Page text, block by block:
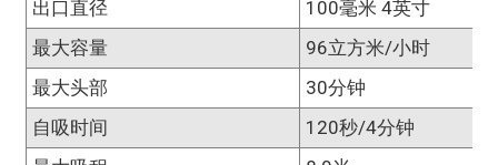
出口直径
100毫米 4英寸
最大容量
96立方米/小时
最大头部
30分钟
自吸时间
120秒/4分钟